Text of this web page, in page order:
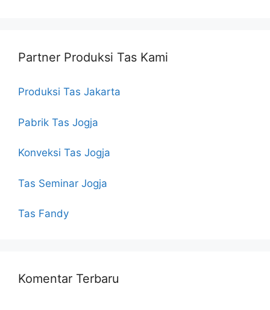
Partner Produksi Tas Kami
Produksi Tas Jakarta
Pabrik Tas Jogja
Konveksi Tas Jogja
Tas Seminar Jogja
Tas Fandy
Komentar Terbaru